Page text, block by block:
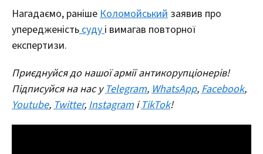
Нагадаємо, раніше Коломойський заявив про
упередженість суду і вимагав повторної
експертизи.
Приєднуйся до нашої армії антикорупціонерів!
Підписуйся на нас уTelegram, WhatsApp, Facebook,
Youtube, Twitter, Instagram і TikTok!